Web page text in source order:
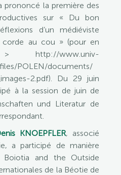
prononcé la première des
sur « Du bon
d’un médiéviste
au cou » (pour en
www.univ-
POLEN/documents/
2.pdf). Du 29 juin
à la session de juin de
und Literatur de
KNOEPFLER, associé
a participé de manière
and the Outside
de la Béotie de